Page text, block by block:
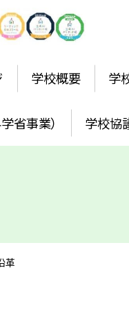
学校概要 学
省事業） 学校協
革